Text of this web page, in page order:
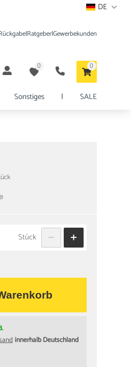
DE
|Ratgeber|Gewerbekunden
0 0
Sonstiges | SALE
Stück
innerhalb Deutschland